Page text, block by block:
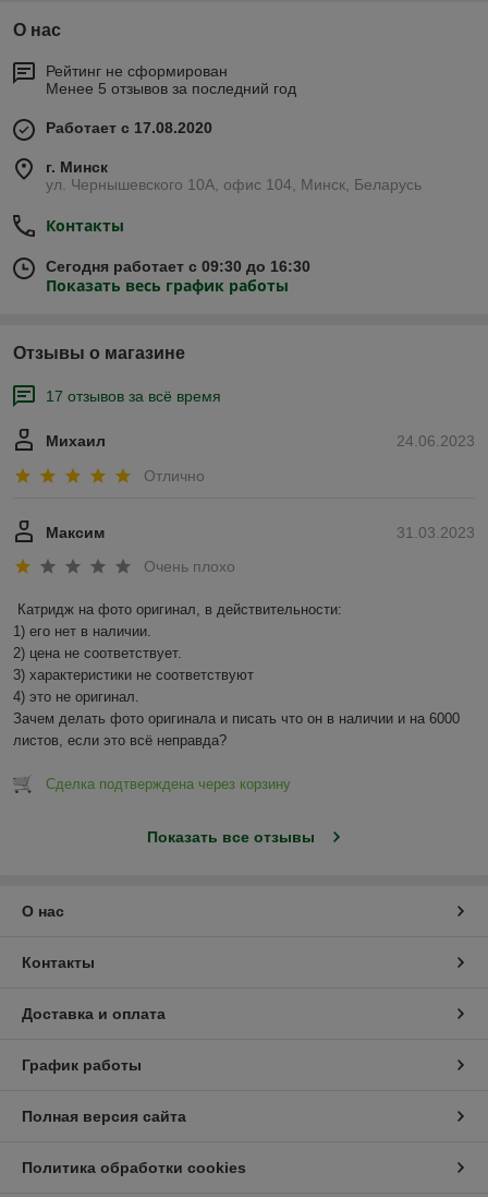
О нас
Рейтинг не сформирован
Менее 5 отзывов за последний год
Работает с 17.08.2020
г. Минск
ул. Чернышевского 10А, офис 104, Минск, Беларусь
Контакты
Сегодня работает с 09:30 до 16:30
Показать весь график работы
Отзывы о магазине
17 отзывов за всё время
24.06.2023
Михаил
Отлично
31.03.2023
Максим
Очень плохо
Катридж на фото оригинал, в действительности:
1) его нет в наличии.
2) цена не соответствует.
3) характеристики не соответствуют
4) это не оригинал.
Зачем делать фото оригинала и писать что он в наличии и на 6000
листов, если это всё неправда?
Сделка подтверждена через корзину
Показать все отзывы
О нас
Контакты
Доставка и оплата
График работы
Полная версия сайта
Политика обработки cookies